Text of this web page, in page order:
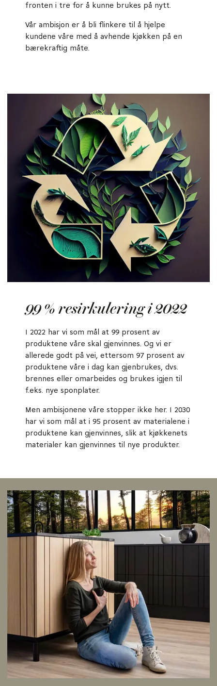
fronten i tre for å kunne brukes på nytt.
Vår ambisjon er å bli flinkere til å hjelpe
kundene våre med å avhende kjøkken på en
bærekraftig måte.
99 % resirkulering i 2022
I 2022 har vi som mål at 99 prosent av
produktene våre skal gjenvinnes. Og vi er
allerede godt på vei, ettersom 97 prosent av
produktene våre i dag kan gjenbrukes, dvs.
brennes eller omarbeides og brukes igjen til
f.eks. nye sponplater.
Men ambisjonene våre stopper ikke her. I 2030
har vi som mål at i 95 prosent av materialene i
produktene kan gjenvinnes, slik at kjøkkenets
materialer kan gjenvinnes til nye produkter.